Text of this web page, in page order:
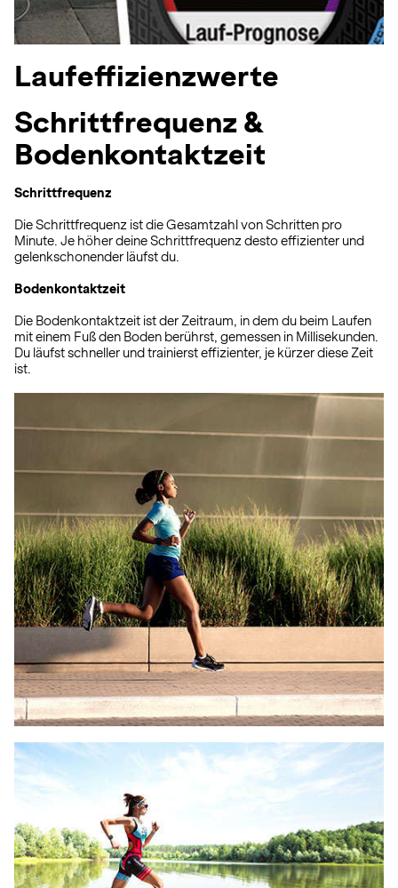
Laufeffizienzwerte
Schrittfrequenz &
Bodenkontaktzeit
Schrittfrequenz
Die Schrittfrequenz ist die Gesamtzahl von Schritten pro
Minute. Je höher deine Schrittfrequenz desto effizienter und
gelenkschonender läufst du.
Bodenkontaktzeit
Die Bodenkontaktzeit ist der Zeitraum, in dem du beim Laufen
mit einem Fuß den Boden berührst, gemessen in Millisekunden.
Du läufst schneller und trainierst effizienter, je kürzer diese Zeit
ist.